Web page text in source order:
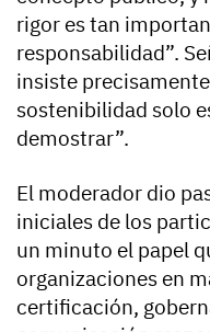
rigor es tan
responsabilidad”.
insiste
sostenibilidad solo
demostrar”.
El moderador dio
iniciales de los
un minuto el papel
organizaciones en
certificación,